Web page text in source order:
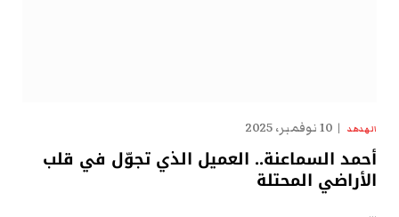
الهدهد 10 نوفمبر، 2025
أحمد السماعنة.. العميل الذي تجوّل في قلب
الأراضي المحتلة